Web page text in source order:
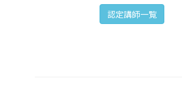
認定講師一覧